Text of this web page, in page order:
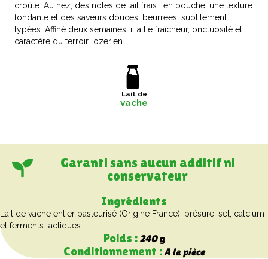
croûte. Au nez, des notes de lait frais ; en bouche, une texture
fondante et des saveurs douces, beurrées, subtilement
typées. Affiné deux semaines, il allie fraîcheur, onctuosité et
caractère du terroir lozérien.
Lait de
vache
Garanti sans aucun additif ni
conservateur
Ingrédients
Lait de vache entier pasteurisé (Origine France), présure, sel, calcium
et ferments lactiques.
Poids : 240 g
Conditionnement :A la pièce